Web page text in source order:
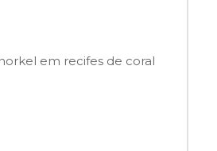
em recifes de coral